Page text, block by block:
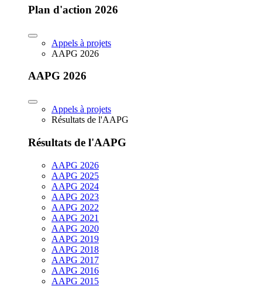
Plan d'action 2026
Appels à projets
AAPG 2026
AAPG 2026
Appels à projets
Résultats de l'AAPG
Résultats de l'AAPG
AAPG 2026
AAPG 2025
AAPG 2024
AAPG 2023
AAPG 2022
AAPG 2021
AAPG 2020
AAPG 2019
AAPG 2018
AAPG 2017
AAPG 2016
AAPG 2015